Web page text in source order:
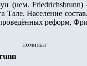
(нем.
Тале. Население
реформ,
номинал